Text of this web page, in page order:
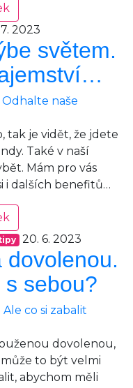
7. 2023
světem.
tak je vidět, že jdete
Také v naší
Mám pro vás
i dalších benefitů…
20. 6. 2023
dovolenou.
sebou?
dovolenou,
to být velmi
abychom měli